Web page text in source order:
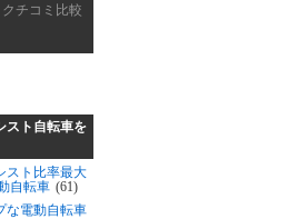
チコミ比較
スト自転車を
スト比率最大
自転車 (61)
な電動自転車